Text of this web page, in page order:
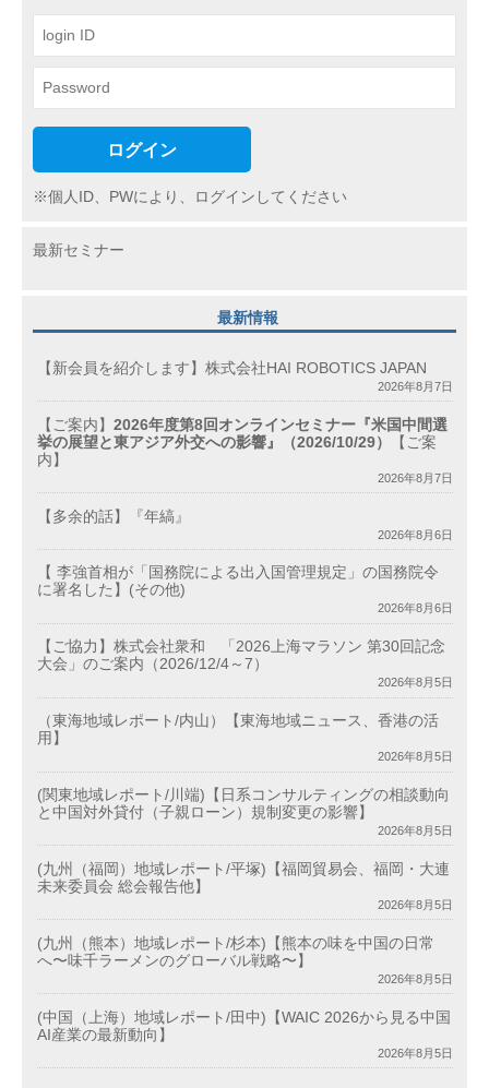
ン
ログイン
※個人ID、PWにより、ログインしてください
最新セミナー
最新情報
【新会員を紹介します】株式会社HAI ROBOTICS JAPAN
2026年8月7日
【ご案内】 2026年度第8回オンラインセミナー『米国中間選
挙の展望と東アジア外交への影響』（2026/10/29）
【ご案
内】
2026年8月7日
【多余的話】『年縞』
2026年8月6日
【 李強首相が「国務院による出入国管理規定」の国務院令
に署名した】(その他)
2026年8月6日
【ご協力】株式会社衆和 「2026上海マラソン 第30回記念
大会」のご案内（2026/12/4～7）
2026年8月5日
（東海地域レポート/内山）【東海地域ニュース、香港の活
用】
2026年8月5日
(関東地域レポート/川端)【日系コンサルティングの相談動向
と中国対外貸付（子親ローン）規制変更の影響】
2026年8月5日
(九州（福岡）地域レポート/平塚)【福岡貿易会、福岡・大連
未来委員会 総会報告他】
2026年8月5日
(九州（熊本）地域レポート/杉本)【熊本の味を中国の日常
へ〜味千ラーメンのグローバル戦略〜】
2026年8月5日
(中国（上海）地域レポート/田中)【WAIC 2026から見る中国
AI産業の最新動向】
2026年8月5日